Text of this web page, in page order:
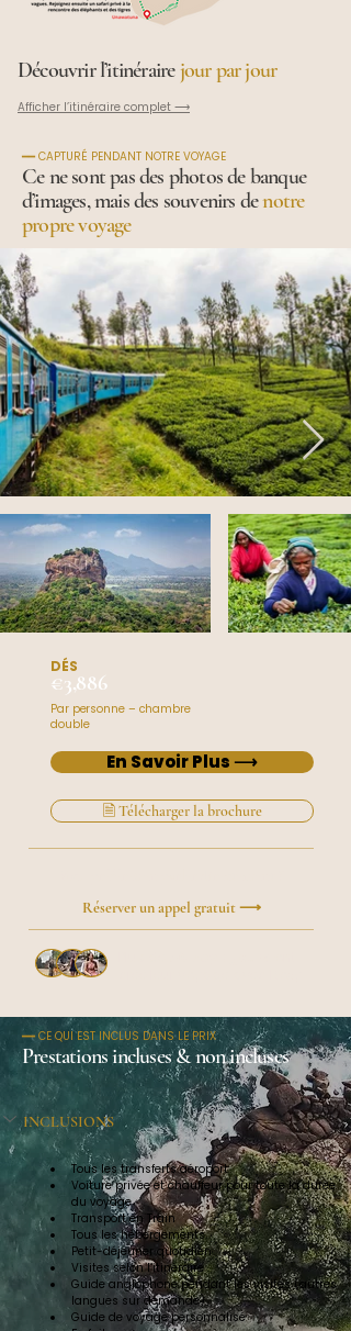
Découvrir l’itinérairejour par jour
Afficher l’itinéraire complet ⟶
━━ CAPTURÉ PENDANT NOTRE VOYAGE
Ce ne sont pas des photos de banque
d’images, mais des souvenirs denotre
propre voyage
€3,886
DÉS
Par personne – chambre
double
En Savoir Plus ⟶
🗎 Télécharger la brochure
Réserver un appel gratuit ⟶
━━ CE QUI EST INCLUS DANS LE PRIX
Prestations incluses & non incluses
INCLUSIONS
Tous les transferts aéroport
Voiture privée et chauffeur pour toute la durée
du voyage
Transport en Train
Tous les hébergements
Petit-déjeuner quotidien
Visites selon l’itinéraire
Guide anglophone pendant les visites (autres
langues sur demande)
Guide de voyage personnalisé